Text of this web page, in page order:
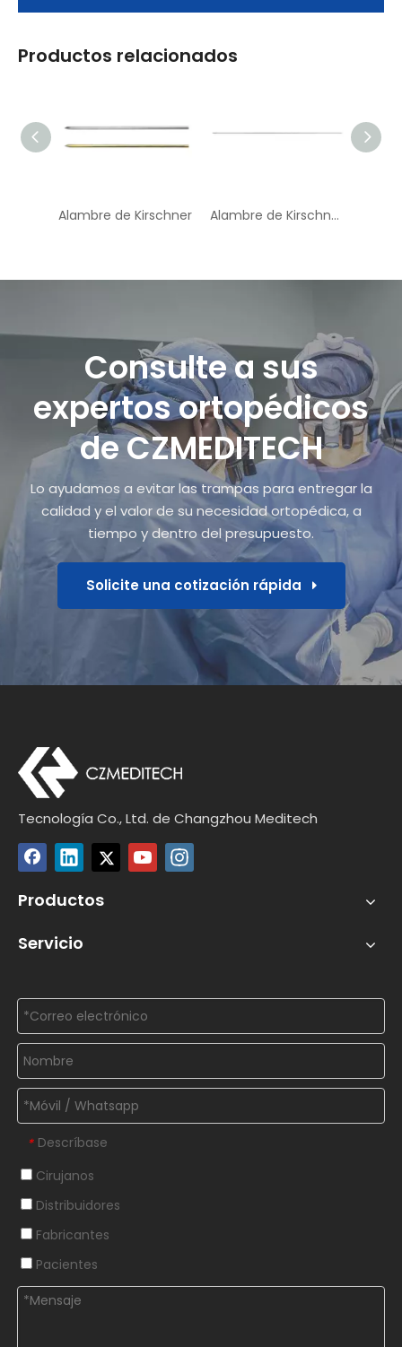
Productos relacionados
Alambre de Kirschner Alambre de Kirschner roscado
Consulte a sus
expertos ortopédicos
de CZMEDITECH
Lo ayudamos a evitar las trampas para entregar la
calidad y el valor de su necesidad ortopédica, a
tiempo y dentro del presupuesto.
Solicite una cotización rápida
Tecnología Co., Ltd. de Changzhou Meditech
Productos
Servicio
* Descríbase
Cirujanos
Distribuidores
Fabricantes
Pacientes